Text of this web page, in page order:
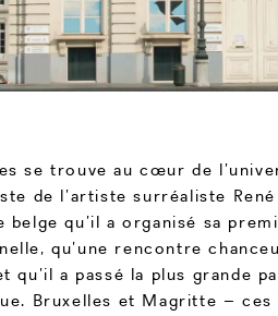
se trouve au cœur de
de l’artiste surréaliste
belge qu’il a organisé sa
qu’une rencontre
qu’il a passé la plus grande
Bruxelles et Magritte – ces